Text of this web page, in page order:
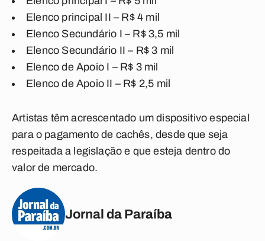
Elenco principal II – R$ 4 mil
Elenco Secundário I – R$ 3,5 mil
Elenco Secundário II – R$ 3 mil
Elenco de Apoio I – R$ 3 mil
Elenco de Apoio II – R$ 2,5 mil
Artistas têm acrescentado um dispositivo especial
para o pagamento de cachês, desde que seja
respeitada a legislação e que esteja dentro do
valor de mercado.
Jornal da Paraíba